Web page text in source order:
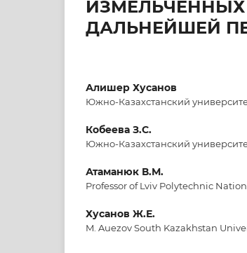
ДАЛЬНЕЙШЕЙ
Алишер Хусанов
Южно-Казахстанский
Кобеева З.С.
Южно-Казахстанский
Атаманюк В.М.
Professor of Lviv Polytechnic
Хусанов Ж.Е.
M. Auezov South Kazakhstan